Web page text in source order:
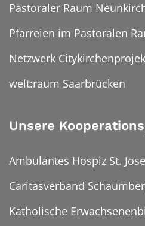
Pastoraler Raum
Pfarreien im Pastoralen
Netzwerk
welt:raum Saarbrücken
Unsere
Ambulantes Hospiz St.
Caritasverband
Katholische